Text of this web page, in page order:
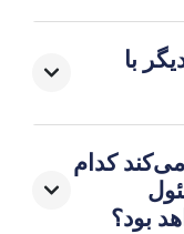
با
کدام
بود؟